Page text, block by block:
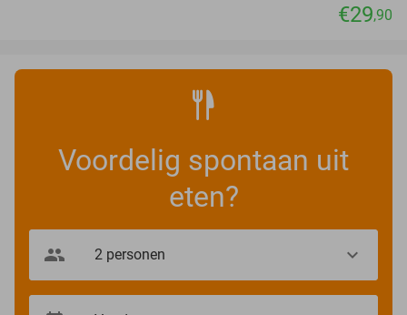
€29,90
Voordelig spontaan uit
eten?